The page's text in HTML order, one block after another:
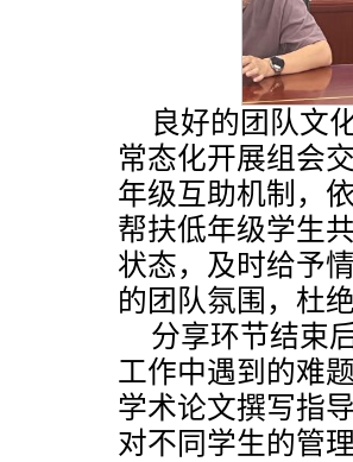
良好的团队文
常态化开展组会
年级互助机制，
帮扶低年级学生
状态，及时给予
的团队氛围，杜
分享环节结束
工作中遇到的难
学术论文撰写指
对不同学生的管